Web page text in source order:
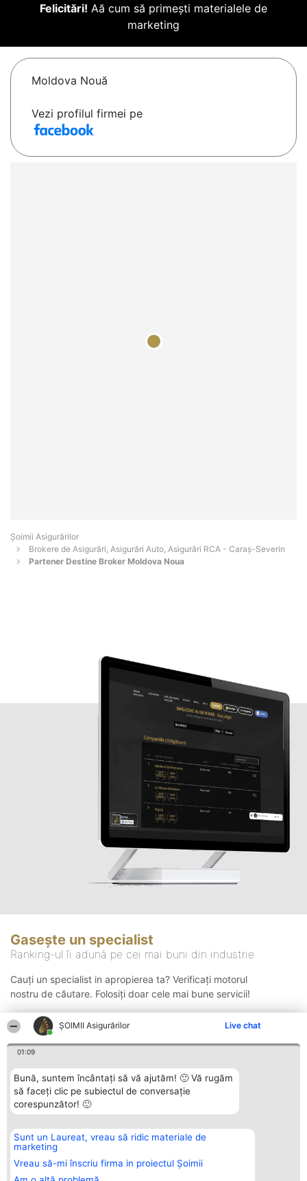
ȘOIMII Asigurărilor Live chat
01:09
Bună, suntem încântați să vă ajutăm! 🙂 Vă rugăm
să faceți clic pe subiectul de conversație
corespunzător! 🙂
Sunt un Laureat, vreau să ridic materiale de
marketing
Vreau să-mi înscriu firma in proiectul Șoimii
Felicitări! Aă cum să primești materialele de
marketing
Moldova Nouă
Vezi profilul firmei pe
Șoimii Asigurărilor
Brokere de Asigurări, Asigurări Auto, Asigurări RCA - Caraş-Severin
Partener Destine Broker Moldova Noua
Gasește un specialist
Ranking-ul îi adună pe cei mai buni din industrie
Cauți un specialist in apropierea ta? Verificați motorul
nostru de căutare. Folosiți doar cele mai bune servicii!
Organizator Ranking
BRIGHT SOLUTIONS BR SRL
Aleea Timisul De Sus 2 Bl. A30
Sc. A Et. 4 Ap. 13 Cod 061952
București
Plebiscyt
Lista Tuturor
Laureaților
Contact